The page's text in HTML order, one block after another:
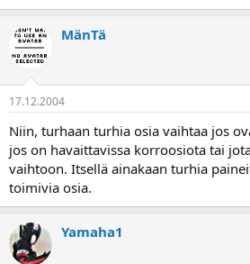
MänTä
17.12.2004
Niin, turhaan turhia osia vaihtaa jos
jos on havaittavissa korroosiota tai
vaihtoon. Itsellä ainakaan turhia
toimivia osia.
Yamaha1